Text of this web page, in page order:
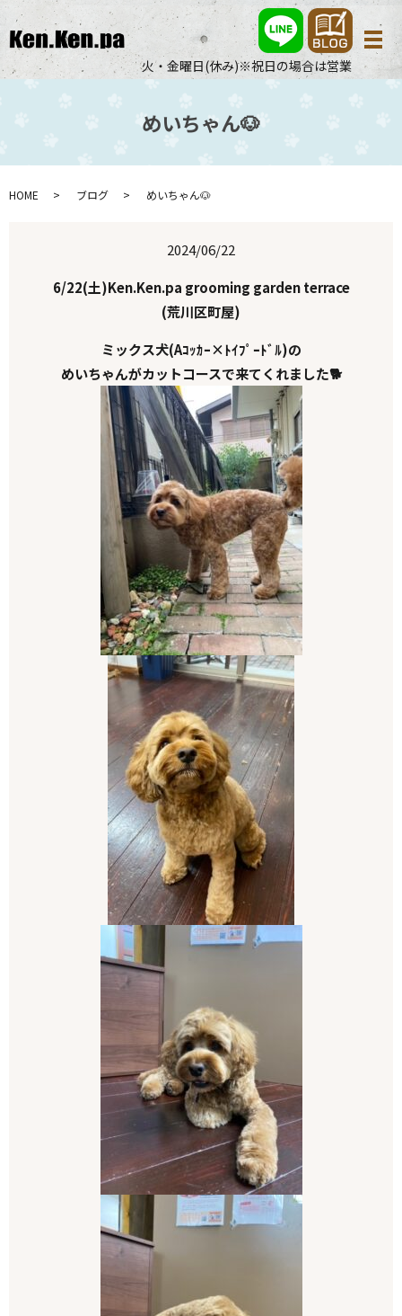
火・金曜日(休み)※祝日の場合は営業
メ
めいちゃん🐶
HOME ブログ めいちゃん🐶
2024/06/22
6/22(土)Ken.Ken.pa grooming garden terrace
(荒川区町屋)
ミックス犬(Aｺｯｶｰ×ﾄｲﾌﾟｰﾄﾞﾙ)の
めいちゃんがカットコースで来てくれました🐕